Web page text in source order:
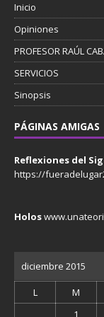
Inicio
Opiniones
PROFESOR RAÚL
SERVICIOS
Sinopsis
PÁGINAS AMIGAS
Reflexiones del
https://
Holos
diciembre 2015
L M
1